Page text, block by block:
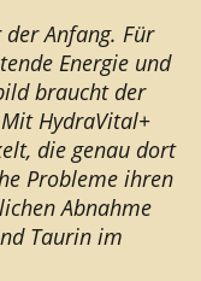
Anfang. Für
Energie und
braucht der
HydraVital+
die genau dort
Probleme ihren
Abnahme
Taurin im